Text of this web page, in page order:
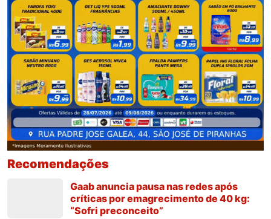
Recomendações
Gaab anuncia pausa nas redes após
críticas por emagrecimento de 40 kg:
“Sofri preconceito”